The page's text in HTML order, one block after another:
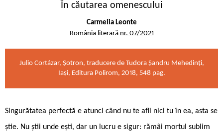
În căutarea omenescului
Carmelia Leonte
România literară nr. 07/2021
Julio Cortázar, Șotron, traducere de Tudora Șandru Mehedinți,
Iași, Editura Polirom, 2018, 548 pag.
Singurătatea perfectă e atunci când nu te afli nici tu în ea, asta se
știe. Nu știi unde ești, dar un lucru e sigur: rămâi mortul sublim